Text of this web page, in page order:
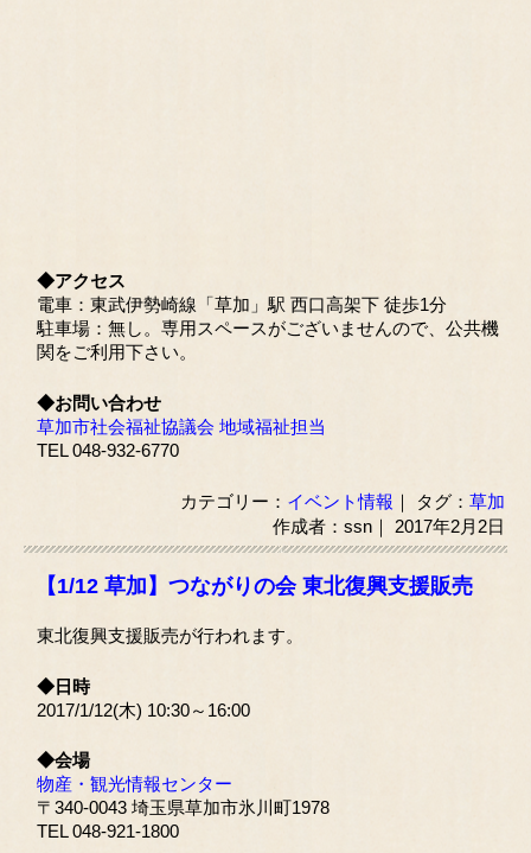
◆アクセス
電車：東武伊勢崎線「草加」駅 西口高架下 徒歩1分
駐車場：無し。専用スペースがございませんので、公共機
関をご利用下さい。
◆お問い合わせ
草加市社会福祉協議会 地域福祉担当
TEL 048-932-6770
カテゴリー： イベント情報 ｜ タグ：草加
作成者：ssn｜ 2017年2月2日
【1/12 草加】つながりの会 東北復興支援販売
東北復興支援販売が行われます。
◆日時
2017/1/12(木) 10:30～16:00
◆会場
物産・観光情報センター
〒340-0043 埼玉県草加市氷川町1978
TEL 048-921-1800